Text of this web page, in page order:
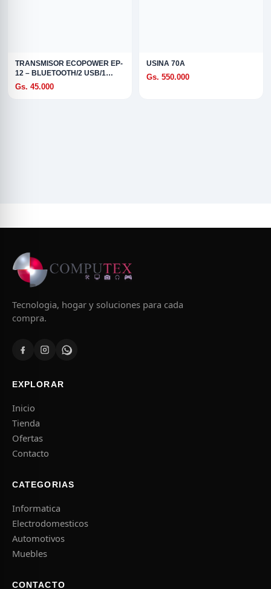
TRANSMISOR ECOPOWER EP-
12 – BLUETOOTH/2 USB/1
USB-C
Gs. 45.000
USINA 70A
Gs. 550.000
Tecnologia, hogar y soluciones para cada
compra.
EXPLORAR
Inicio
Tienda
Ofertas
Contacto
CATEGORIAS
Informatica
Electrodomesticos
Automotivos
Muebles
CONTACTO